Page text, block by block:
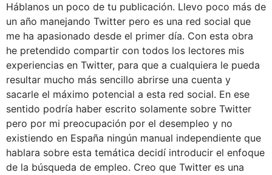
Háblanos un poco de tu publicación. Llevo poco más de
un año manejando Twitter pero es una red social que
me ha apasionado desde el primer día. Con esta obra
he pretendido compartir con todos los lectores mis
experiencias en Twitter, para que a cualquiera le pueda
resultar mucho más sencillo abrirse una cuenta y
sacarle el máximo potencial a esta red social. En ese
sentido podría haber escrito solamente sobre Twitter
pero por mi preocupación por el desempleo y no
existiendo en España ningún manual independiente que
hablara sobre esta temática decidí introducir el enfoque
de la búsqueda de empleo. Creo que Twitter es una